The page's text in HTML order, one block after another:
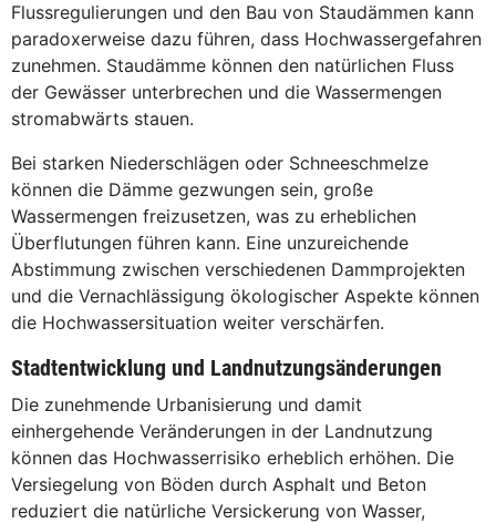
Flussregulierungen und den Bau von Staudämmen kann
paradoxerweise dazu führen, dass Hochwassergefahren
zunehmen. Staudämme können den natürlichen Fluss
der Gewässer unterbrechen und die Wassermengen
stromabwärts stauen.
Bei starken Niederschlägen oder Schneeschmelze
können die Dämme gezwungen sein, große
Wassermengen freizusetzen, was zu erheblichen
Überflutungen führen kann. Eine unzureichende
Abstimmung zwischen verschiedenen Dammprojekten
und die Vernachlässigung ökologischer Aspekte können
die Hochwassersituation weiter verschärfen.
Stadtentwicklung und Landnutzungsänderungen
Die zunehmende Urbanisierung und damit
einhergehende Veränderungen in der Landnutzung
können das Hochwasserrisiko erheblich erhöhen. Die
Versiegelung von Böden durch Asphalt und Beton
reduziert die natürliche Versickerung von Wasser,